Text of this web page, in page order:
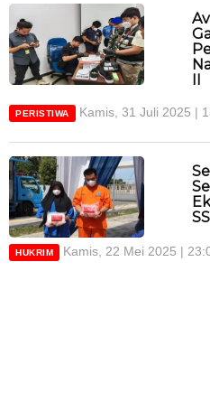
II
PERISTIWA Kamis, 31 Juli 2025 |
HUKRIM Kamis, 22 Mei 2025 |